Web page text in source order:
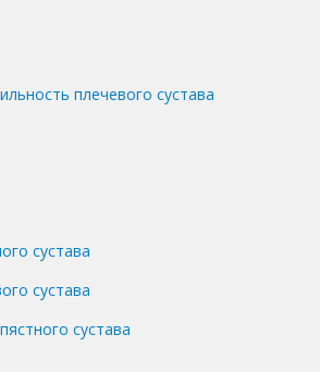
плечевого сустава
сустава
сустава
сустава